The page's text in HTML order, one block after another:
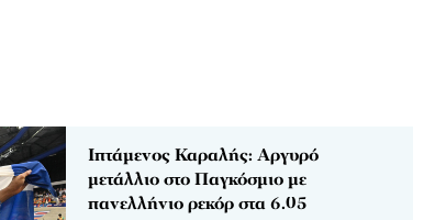
Ιπτάμενος Καραλής: Αργυρό
μετάλλιο στο Παγκόσμιο με
πανελλήνιο ρεκόρ στα 6.05